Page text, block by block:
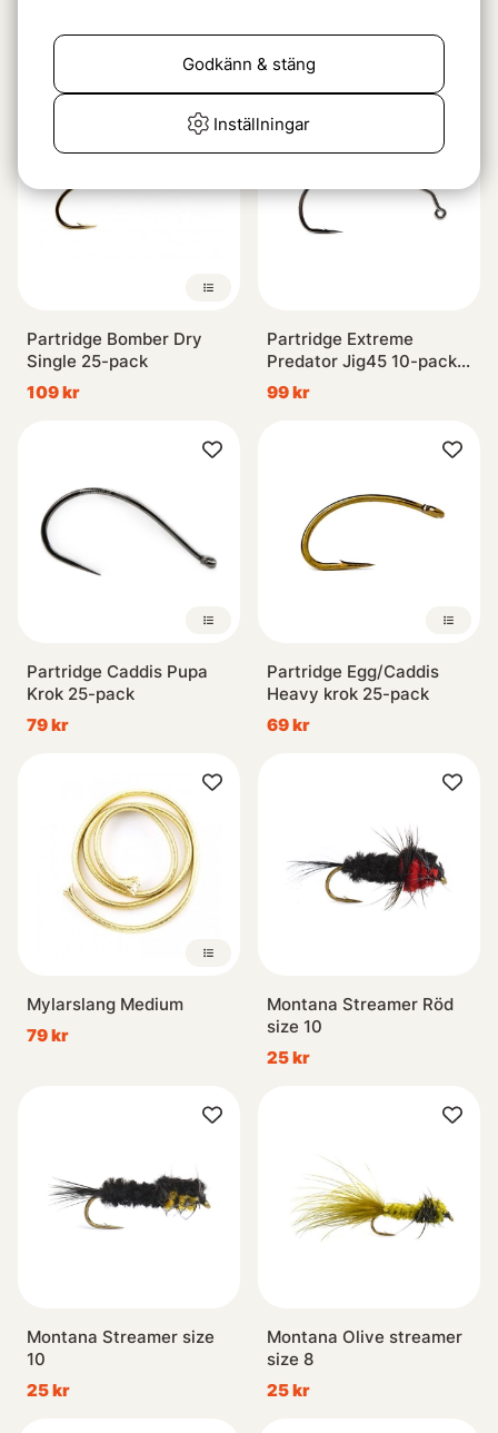
1999 kr
Partridge Bomber Dry
Single 25-pack
109 kr
Partridge Extreme
Predator Jig45 10-pack -
#6/0
99 kr
Partridge Caddis Pupa
Krok 25-pack
79 kr
Partridge Egg/Caddis
Heavy krok 25-pack
69 kr
Mylarslang Medium
79 kr
Montana Streamer Röd
size 10
25 kr
Montana Streamer size
10
25 kr
Montana Olive streamer
size 8
25 kr
Inställningar
Godkänn & stäng